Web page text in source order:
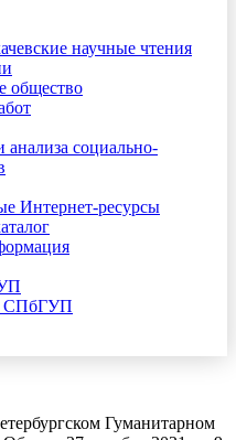
научные чтения
общество
социально-
Интернет-ресурсы
СПбГУП
Гуманитарном